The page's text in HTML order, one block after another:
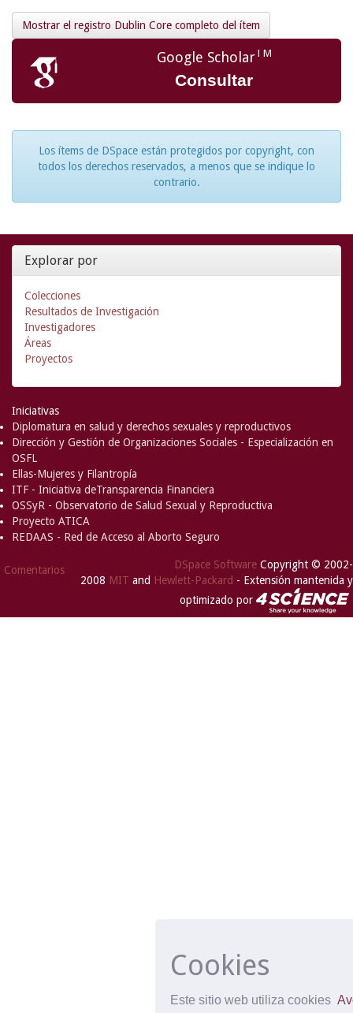
Cookies
Este sitio web utiliza cookies
Mostrar el registro Dublin Core completo del ítem
Google ScholarTM
Consultar
Los ítems de DSpace están protegidos por copyright, con
todos los derechos reservados, a menos que se indique lo
contrario.
Explorar por
Colecciones
Resultados de Investigación
Investigadores
Áreas
Proyectos
Iniciativas
Diplomatura en salud y derechos sexuales y reproductivos
Dirección y Gestión de Organizaciones Sociales - Especialización en
OSFL
Ellas-Mujeres y Filantropía
ITF - Iniciativa deTransparencia Financiera
OSSyR - Observatorio de Salud Sexual y Reproductiva
Proyecto ATICA
REDAAS - Red de Acceso al Aborto Seguro
Comentarios DSpace Software Copyright © 2002-
2008 MIT and Hewlett-Packard - Extensión mantenida y
optimizado por